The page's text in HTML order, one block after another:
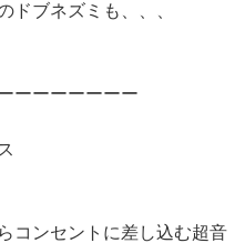
ドブネズミも、、、
ーーーーーーー
コンセントに差し込む超音